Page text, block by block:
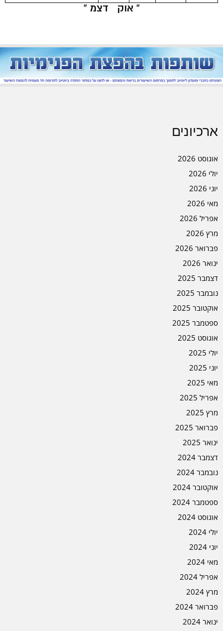
« אוק דצמ »
ארכיונים
אוגוסט 2026
יולי 2026
יוני 2026
מאי 2026
אפריל 2026
מרץ 2026
פברואר 2026
ינואר 2026
דצמבר 2025
נובמבר 2025
אוקטובר 2025
ספטמבר 2025
אוגוסט 2025
יולי 2025
יוני 2025
מאי 2025
אפריל 2025
מרץ 2025
פברואר 2025
ינואר 2025
דצמבר 2024
נובמבר 2024
אוקטובר 2024
ספטמבר 2024
אוגוסט 2024
יולי 2024
יוני 2024
מאי 2024
אפריל 2024
מרץ 2024
פברואר 2024
ינואר 2024